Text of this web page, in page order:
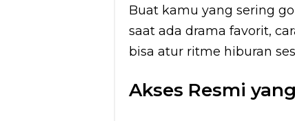
Buat kamu yang sering
saat ada drama favorit,
bisa atur ritme hiburan
Akses Resmi